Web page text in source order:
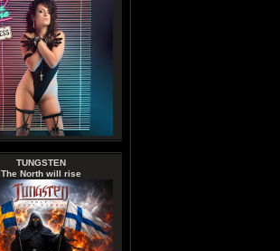
TUNGSTEN
The North will rise